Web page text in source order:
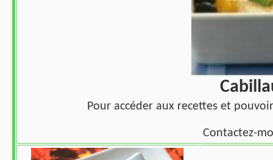
Pour accéder aux recettes et
Contactez-